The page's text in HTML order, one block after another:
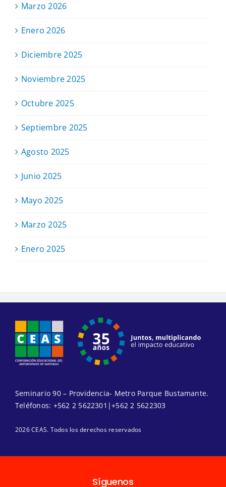
Marzo 2026
Enero 2026
Diciembre 2025
Noviembre 2025
Octubre 2025
Septiembre 2025
Agosto 2025
Junio 2025
Mayo 2025
Marzo 2025
Enero 2025
Seminario 90 – Providencia- Metro Parque Bustamante.
Teléfonos: +562 2 5622301 |+562 2 5622303
2026 CEAS. Todos los derechos reservados
Síguenos